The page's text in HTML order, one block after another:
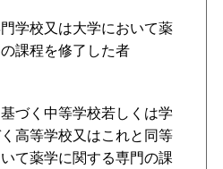
学校又は大学において薬
課程を修了した者
づく中等学校若しくは学
高等学校又はこれと同等
て薬学に関する専門の課